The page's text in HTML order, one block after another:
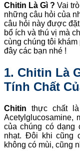
Chitin Là Gì ? Vai
những câu hỏi của
câu hỏi này được
bổ ích và thú vị mà
cùng chúng tôi
đây các bạn nhé !
1. Chitin Là
Tính Chất
Chitin thực chất
Acetylglucosamine,
của chúng có dạng
nhạt. Đôi khi cũng
không có mùi, cũng